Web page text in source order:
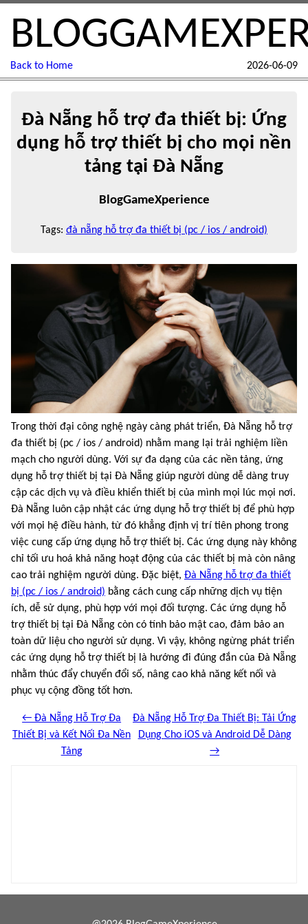
Back to Home 2026-06-09
Đà Nẵng hỗ trợ đa thiết bị: Ứng
dụng hỗ trợ thiết bị cho mọi nền
tảng tại Đà Nẵng
BlogGameXperience
Tags: đà nẵng hỗ trợ đa thiết bị (pc / ios / android)
Trong thời đại công nghệ ngày càng phát triển, Đà Nẵng hỗ trợ
đa thiết bị (pc / ios / android) nhằm mang lại trải nghiệm liền
mạch cho người dùng. Với sự đa dạng của các nền tảng, ứng
dụng hỗ trợ thiết bị tại Đà Nẵng giúp người dùng dễ dàng truy
cập các dịch vụ và điều khiển thiết bị của mình mọi lúc mọi nơi.
Đà Nẵng luôn cập nhật các ứng dụng hỗ trợ thiết bị để phù hợp
với mọi hệ điều hành, từ đó khẳng định vị trí tiên phong trong
việc cung cấp ứng dụng hỗ trợ thiết bị. Các ứng dụng này không
chỉ tối ưu hoá khả năng hoạt động của các thiết bị mà còn nâng
cao trải nghiệm người dùng. Đặc biệt, Đà Nẵng hỗ trợ đa thiết
bị (pc / ios / android) bằng cách cung cấp những dịch vụ tiện
ích, dễ sử dụng, phù hợp với mọi đối tượng. Các ứng dụng hỗ
trợ thiết bị tại Đà Nẵng còn có tính bảo mật cao, đảm bảo an
toàn dữ liệu cho người sử dụng. Vì vậy, không ngừng phát triển
các ứng dụng hỗ trợ thiết bị là hướng đi đúng đắn của Đà Nẵng
nhằm thúc đẩy chuyển đổi số, nâng cao khả năng kết nối và
phục vụ cộng đồng tốt hơn.
← Đà Nẵng Hỗ Trợ Đa
Thiết Bị và Kết Nối Đa Nền
Tảng
Đà Nẵng Hỗ Trợ Đa Thiết Bị: Tải Ứng
Dụng Cho iOS và Android Dễ Dàng
→